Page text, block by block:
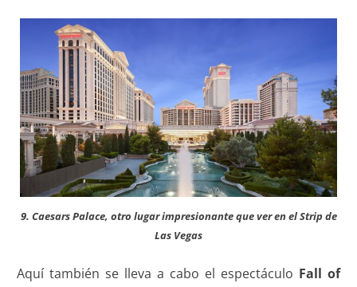
9. Caesars Palace, otro lugar impresionante que ver en el Strip de
Las Vegas
Aquí también se lleva a cabo el espectáculo Fall of